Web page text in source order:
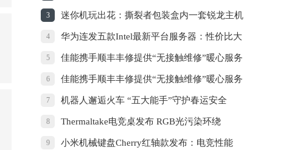
240W TDP处理器
3 迷你机玩出花：撕裂者包装盒内一套锐龙主机
4 华为连发五款Intel最新平台服务器：性价比大
涨42％
5 佳能携手顺丰丰修提供“无接触维修”暖心服务
6 佳能携手顺丰丰修提供“无接触维修”暖心服务
7 机器人邂逅火车 “五大能手”守护春运安全
8 Thermaltake电竞桌发布 RGB光污染环绕
9 小米机械键盘Cherry红轴款发布：电竞性能